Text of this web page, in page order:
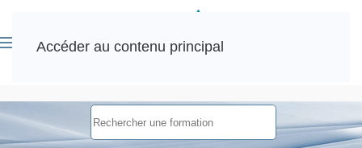
Accéder au contenu principal